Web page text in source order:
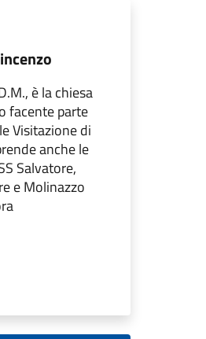
è la chiesa
facente parte
Visitazione di
anche le
Salvatore,
e Molinazzo